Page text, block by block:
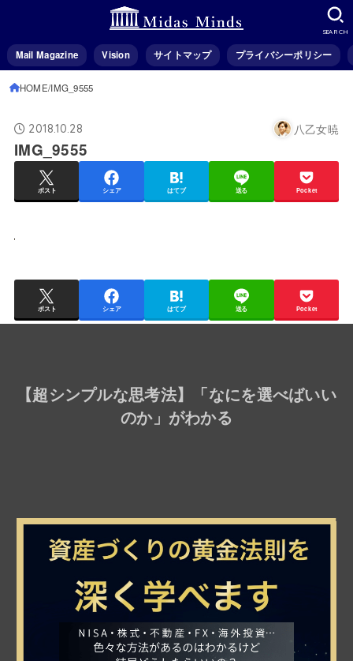
Mail Magazine Vision サイトマップ プライバシーポリシー
SEARCH
HOME IMG_9555
2018.10.28 八乙女暁
IMG_9555
ポスト シェア はてブ 送る Pocket
ポスト シェア はてブ 送る Pocket
【超シンプルな思考法】「なにを選べばいい
のか」がわかる